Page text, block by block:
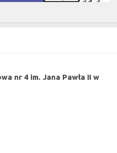
nr 4 im. Jana Pawła II w